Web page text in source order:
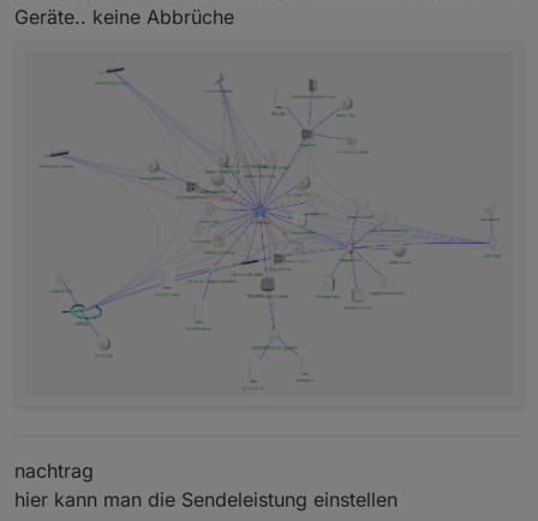
Geräte.. keine Abbrüche
nachtrag
hier kann man die Sendeleistung einstellen